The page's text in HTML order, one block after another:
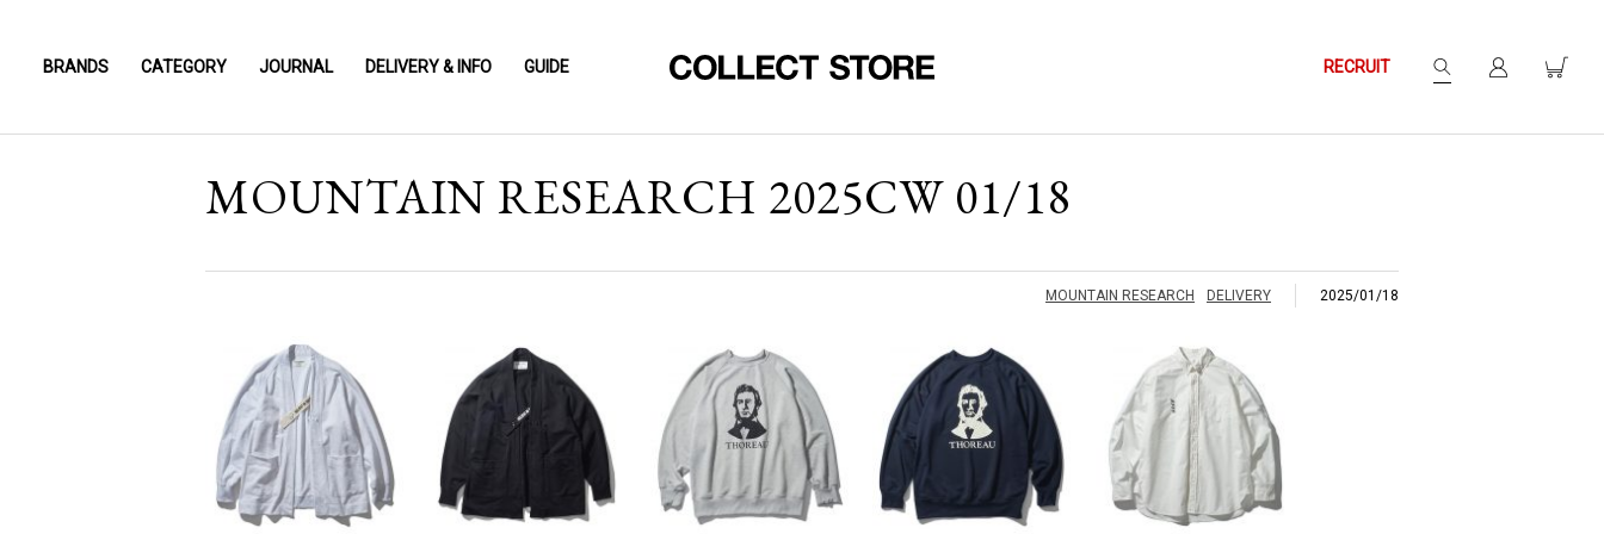
BRANDS CATEGORY JOURNAL DELIVERY & INFO GUIDE RECRUIT
MOUNTAIN RESEARCH 2025CW 01/18
MOUNTAIN RESEARCH DELIVERY 2025/01/18